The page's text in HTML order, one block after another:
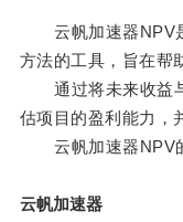
云帆加速器NPV是
方法的工具，旨在帮
通过将未来收益与
估项目的盈利能力，
云帆加速器NPV的
云帆加速器